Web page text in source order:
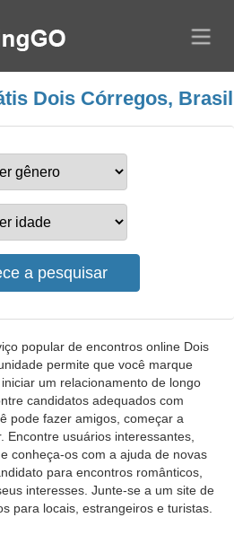
Dois Córregos, Brasil
popular de encontros online Dois
permite que você marque
um relacionamento de longo
candidatos adequados com
pode fazer amigos, começar a
Encontre usuários interessantes,
conheça-os com a ajuda de novas
para encontros românticos,
interesses. Junte-se a um site de
para locais, estrangeiros e turistas.